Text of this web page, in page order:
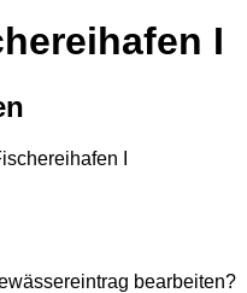
I
I
bearbeiten?